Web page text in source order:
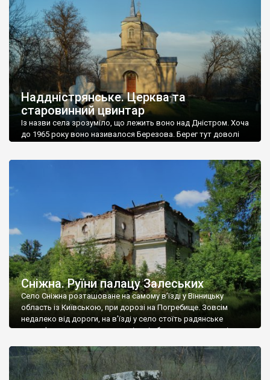
мовою. За всіма традиційними ознаками – цвинтар
український. Хрести датуються 19 століттям. У 1924-1940
роках Болган […]
Наддністрянське. Церква та
старовинний цвинтар
Із назви села зрозуміло, що лежить воно над Дністром. Хоча
до 1965 року воно називалося Березова. Берег тут доволі
Наддністрянське відрізняється від більшості навколишніх
сіл. У селі є мурована Михайлівська церква. Точної дати […]
Сніжна. Руїни палацу Залеських
Село Сніжна розташоване на самому в’їзді у Вінницьку
область із Київською, при дорозі на Погребище. Зовсім
недалеко від дороги, на в’їзді у село стоїть радянське
рельєфне пано, яке показує жінку і яблуню, а трохи далі, десь
не видно, але видно дві стареньких колії у траві – […]